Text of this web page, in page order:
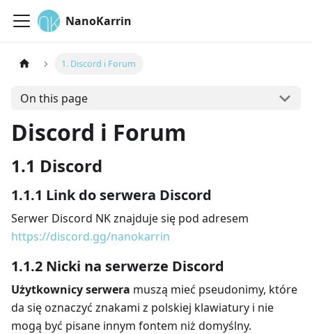
NanoKarrin
1. Discord i Forum
On this page
Discord i Forum
1.1 Discord
1.1.1 Link do serwera Discord
Serwer Discord NK znajduje się pod adresem
https://discord.gg/nanokarrin
1.1.2 Nicki na serwerze Discord
Użytkownicy serwera muszą mieć pseudonimy, które
da się oznaczyć znakami z polskiej klawiatury i nie
mogą być pisane innym fontem niż domyślny.